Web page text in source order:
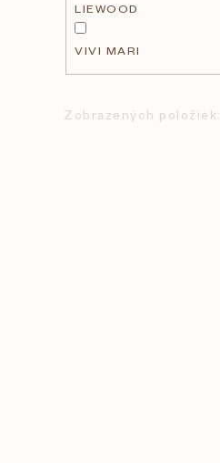
LIEWOOD
VIVI MARI
Zobrazených položiek: